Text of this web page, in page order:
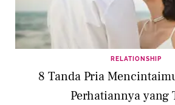
RELATIONSHIP
8 Tanda Pria
Perhatiannya yang